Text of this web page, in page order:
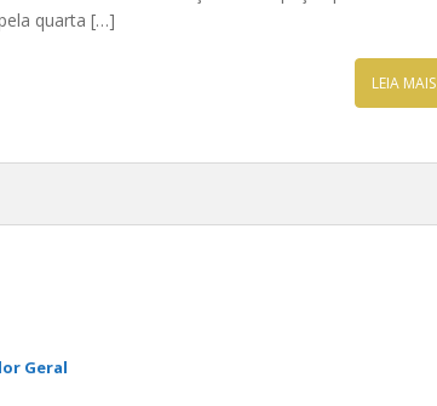
quarta […]
LEIA MAIS
Geral